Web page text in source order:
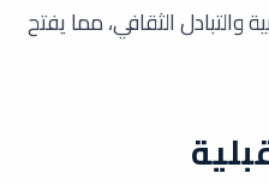
والتبادل الثقافي، مما يفتح